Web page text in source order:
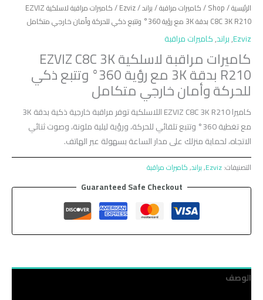
الرئيسية/
Shop
/كاميرات مراقبة/براند/
Ezviz
/ كاميرات مراقبة لاسلكية EZVIZ
C8C 3K R210 بدقة 3K مع رؤية 360° وتتبع ذكي للحركة وأمان خارجي متكامل
Ezviz
,براند,كاميرات مراقبة
كاميرات مراقبة لاسلكية EZVIZ C8C 3K
R210 بدقة 3K مع رؤية 360° وتتبع ذكي
للحركة وأمان خارجي متكامل
كاميرا EZVIZ C8C 3K R210 اللاسلكية توفر مراقبة خارجية ذكية بدقة 3K
مع تغطية 360° وتتبع تلقائي للحركة، ورؤية ليلية ملونة، وصوت ثنائي
الاتجاه، لحماية منزلك على مدار الساعة بسهولة عبر الهاتف.
التصنيفات:Ezviz
,براند,كاميرات مراقبة
Guaranteed Safe Checkout
الوصف